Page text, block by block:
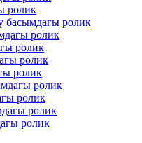
ролик
басымдагы ролик
ролик
ролик
ролик
ролик
ролик
ролик
ролик
ролик